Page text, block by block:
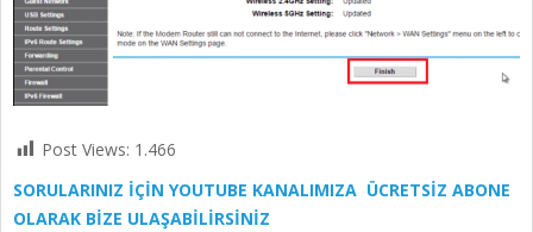
Post Views: 1.466
SORULARINIZ İÇİN YOUTUBE KANALIMIZA ÜCRETSİZ ABONE
OLARAK BİZE ULAŞABİLİRSİNİZ